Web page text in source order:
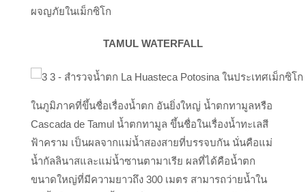
ผจญภัยในเม็กซิโก
TAMUL WATERFALL
ในภูมิภาคที่ขึ้นชื่อเรื่องน้ำตก อันยิ่งใหญ่ น้ำตกทามูลหรือ
Cascada de Tamul น้ำตกทามูล ขึ้นชื่อในเรื่องน้ำทะเลสี
ฟ้าคราม เป็นผลจากแม่น้ำสองสายที่บรรจบกัน นั่นคือแม่
น้ำกัลลินาสและแม่น้ำซานตามาเรีย ผลที่ได้คือน้ำตก
ขนาดใหญ่ที่มีความยาวถึง 300 เมตร สามารถว่ายน้ำใน